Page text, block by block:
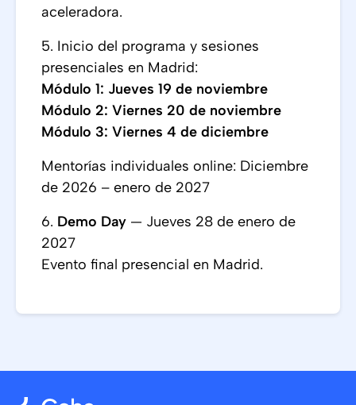
aceleradora.
5. Inicio del programa y sesiones
presenciales en Madrid:
Módulo 1: Jueves 19 de noviembre
Módulo 2: Viernes 20 de noviembre
Módulo 3: Viernes 4 de diciembre
Mentorías individuales online: Diciembre
de 2026 – enero de 2027
6. Demo Day — Jueves 28 de enero de
2027
Evento final presencial en Madrid.